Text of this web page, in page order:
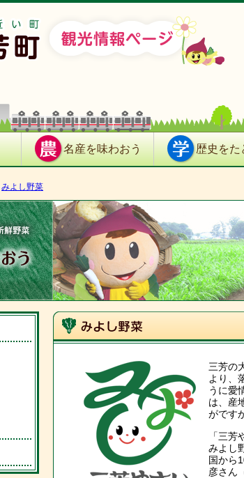
名産を味わおう 歴史をた
みよし野菜
三芳の
より、
うに愛
は、産
がです
「三
みよし
国から
彦さん